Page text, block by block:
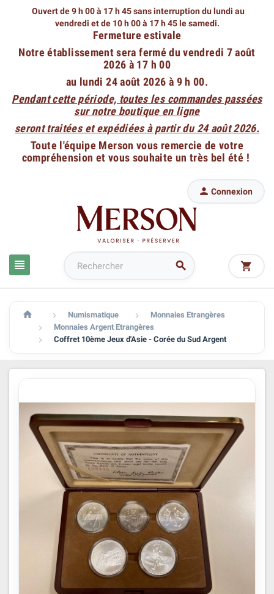
Ouvert de 9 h 00 à 17 h 45 sans interruption du lundi au
vendredi et de 10 h 00 à 17 h 45 le samedi.
Fermeture estivale
Notre établissement sera fermé du vendredi 7 août
2026 à 17 h 00
au lundi 24 août 2026 à 9 h 00.
Pendant cette période, toutes les commandes passées
sur notre boutique en ligne
seront traitées et expédiées à partir du 24 août 2026.
Toute l'équipe Merson vous remercie de votre
compréhension et vous souhaite un très bel été !
 
 Connexion

  Numismatique  Monnaies Etrangères
 Monnaies Argent Etrangères
 Coffret 10ème Jeux d'Asie - Corée du Sud Argent